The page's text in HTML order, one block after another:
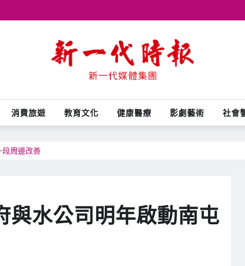
消費旅遊 教育文化 健康醫療 影劇藝術 社會
周邊改善
與水公司明年啟動南屯